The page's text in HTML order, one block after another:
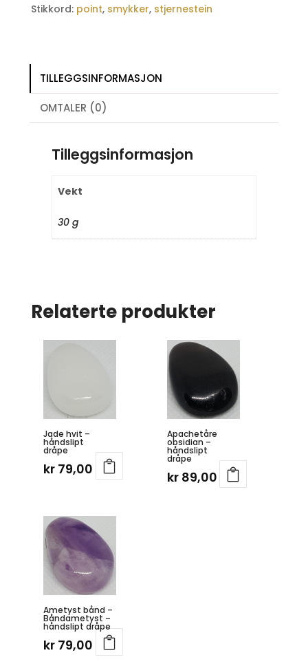
Stikkord: point, smykker, stjernestein
TILLEGGSINFORMASJON
OMTALER (0)
Tilleggsinformasjon
Vekt
30 g
Relaterte produkter
Jade hvit –
håndslipt
dråpe
kr79,00
Apachetåre
obsidian –
håndslipt
dråpe
kr 89,00
Ametyst bånd –
Båndametyst –
håndslipt dråpe
kr79,00